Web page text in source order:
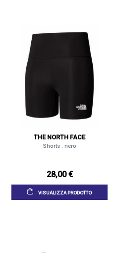
THE NORTH FACE
Shorts . nero
28,00 €
VISUALIZZA PRODOTTO